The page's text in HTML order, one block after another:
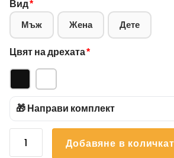
Вид*
Мъж Жена Дете
Цвят на дрехата*
🎁 Направи комплект
количество
Добавяне в